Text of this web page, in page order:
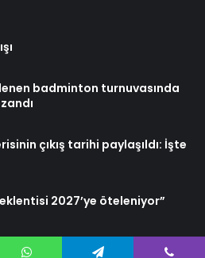
badminton turnuvasında
çıkış tarihi paylaşıldı: İşte
2027’ye öteleniyor”